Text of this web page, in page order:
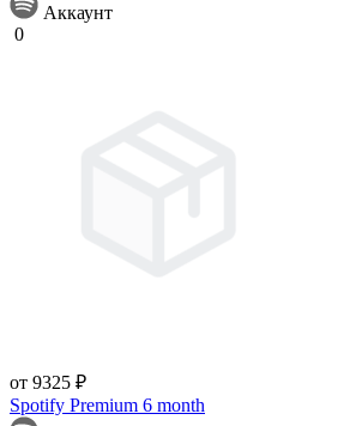
Аккаунт
0
от 9325 ₽
Spotify Premium 6 month